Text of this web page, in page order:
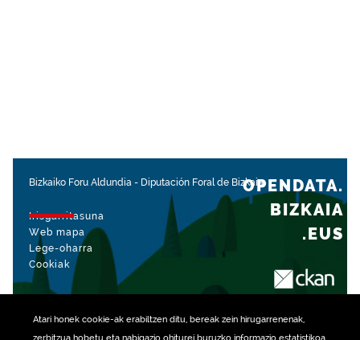
Atari honek cookie-ak erabiltzen ditu, bereak zein hirugarrenenak,
Bizkaiko Foru Aldundia - Diputación Foral de Bizkaia
Irisgarritasuna
Web mapa
Lege-oharra
Cookiak
OPENDATA.
BIZKAIA
.EUS